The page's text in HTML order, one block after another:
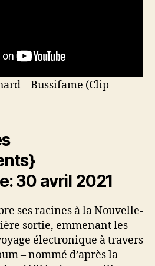
– Bussifame (Clip
30 avril 2021
ses racines à la Nouvelle-
sortie, emmenant les
électronique à travers
– nommé d’après la